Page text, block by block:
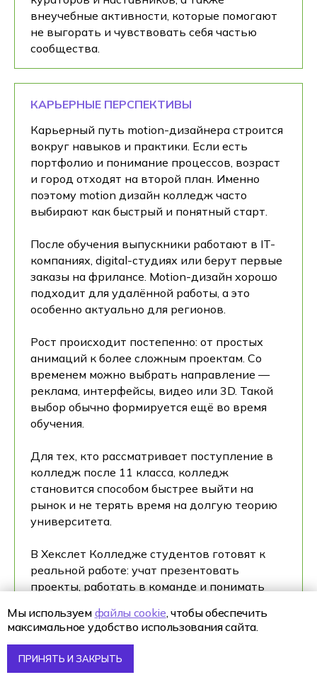
внеучебные активности, которые помогают
не выгорать и чувствовать себя частью
сообщества.
КАРЬЕРНЫЕ ПЕРСПЕКТИВЫ
Карьерный путь motion-дизайнера строится
вокруг навыков и практики. Если есть
портфолио и понимание процессов, возраст
и город отходят на второй план. Именно
поэтому motion дизайн колледж часто
выбирают как быстрый и понятный старт.
После обучения выпускники работают в IT-
компаниях, digital-студиях или берут первые
заказы на фрилансе. Motion-дизайн хорошо
подходит для удалённой работы, а это
особенно актуально для регионов.
Рост происходит постепенно: от простых
анимаций к более сложным проектам. Со
временем можно выбрать направление —
реклама, интерфейсы, видео или 3D. Такой
выбор обычно формируется ещё во время
обучения.
Для тех, кто рассматривает поступление в
колледж после 11 класса, колледж
становится способом быстрее выйти на
рынок и не терять время на долгую теорию
университета.
В Хекслет Колледже студентов готовят к
реальной работе: учат презентовать
проекты, работать в команде и понимать
НОВОСИБИРСК
Мы используем файлы cookie, чтобы обеспечить
максимальное удобство использования сайта.
ПРИНЯТЬ И ЗАКРЫТЬ